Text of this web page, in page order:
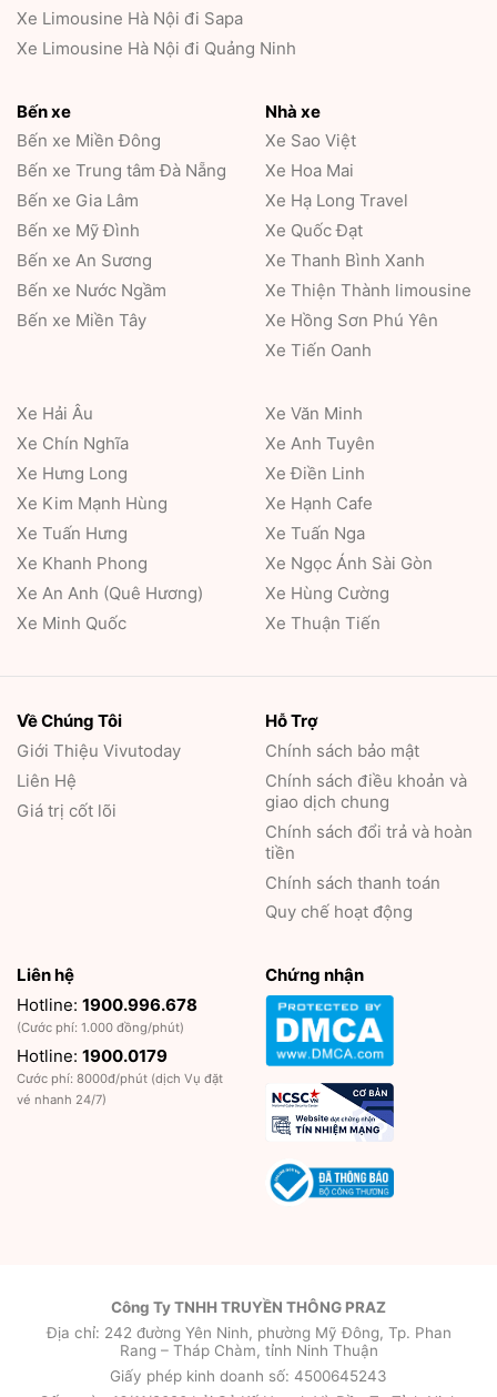
Xe Limousine Hà Nội đi Sapa
Xe Limousine Hà Nội đi Quảng Ninh
Bến xe
Bến xe Miền Đông
Bến xe Trung tâm Đà Nẵng
Bến xe Gia Lâm
Bến xe Mỹ Đình
Bến xe An Sương
Bến xe Nước Ngầm
Bến xe Miền Tây
Nhà xe
Xe Sao Việt
Xe Hoa Mai
Xe Hạ Long Travel
Xe Quốc Đạt
Xe Thanh Bình Xanh
Xe Thiện Thành limousine
Xe Hồng Sơn Phú Yên
Xe Tiến Oanh
Xe Hải Âu
Xe Chín Nghĩa
Xe Hưng Long
Xe Kim Mạnh Hùng
Xe Tuấn Hưng
Xe Khanh Phong
Xe An Anh (Quê Hương)
Xe Minh Quốc
Xe Văn Minh
Xe Anh Tuyên
Xe Điền Linh
Xe Hạnh Cafe
Xe Tuấn Nga
Xe Ngọc Ánh Sài Gòn
Xe Hùng Cường
Xe Thuận Tiến
Về Chúng Tôi
Giới Thiệu Vivutoday
Liên Hệ
Giá trị cốt lõi
Hỗ Trợ
Chính sách bảo mật
Chính sách điều khoản và
giao dịch chung
Chính sách đổi trả và hoàn
tiền
Chính sách thanh toán
Quy chế hoạt động
Liên hệ
Hotline: 1900.996.678
(Cước phí: 1.000 đồng/phút)
Hotline: 1900.0179
Cước phí: 8000đ/phút (dịch Vụ đặt
vé nhanh 24/7)
Chứng nhận
Công Ty TNHH TRUYỀN THÔNG PRAZ
Địa chỉ: 242 đường Yên Ninh, phường Mỹ Đông, Tp. Phan
Rang – Tháp Chàm, tỉnh Ninh Thuận
Giấy phép kinh doanh số: 4500645243